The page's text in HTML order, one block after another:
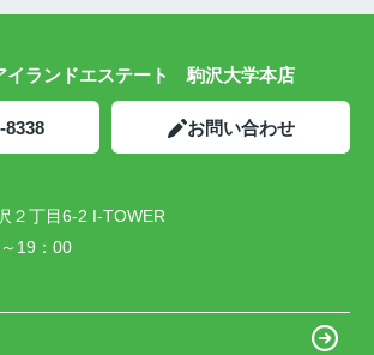
イランドエステート 駒沢大学本店
8338 お問い合わせ
２丁目6-2 I-TOWER
19：00